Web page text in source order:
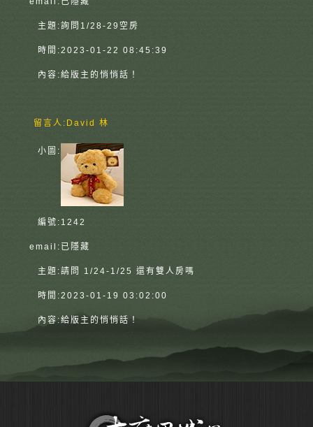
主題:詢問1/28-29空房
時間:2023-01-22 08:45:39
內容:給版主的悄悄話！
留言人: David 林
小圖:
編號: 1242
email: 已隱藏
主題:請問 1/24-1/25 還有雙人房嗎
時間:2023-01-19 03:02:00
內容:給版主的悄悄話！